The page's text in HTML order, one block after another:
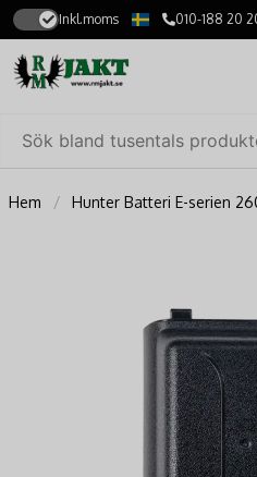
Inkl.moms 010-188 20
Hem Hunter Batteri E-serien